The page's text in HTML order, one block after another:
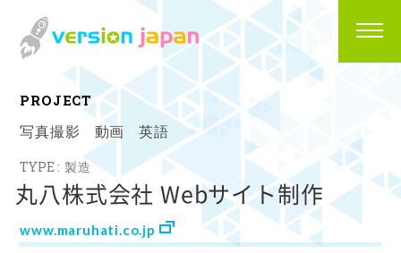
PROJECT
写真撮影 動画 英語
製造
丸八株式会社 Webサイト制作
www.maruhati.co.jp